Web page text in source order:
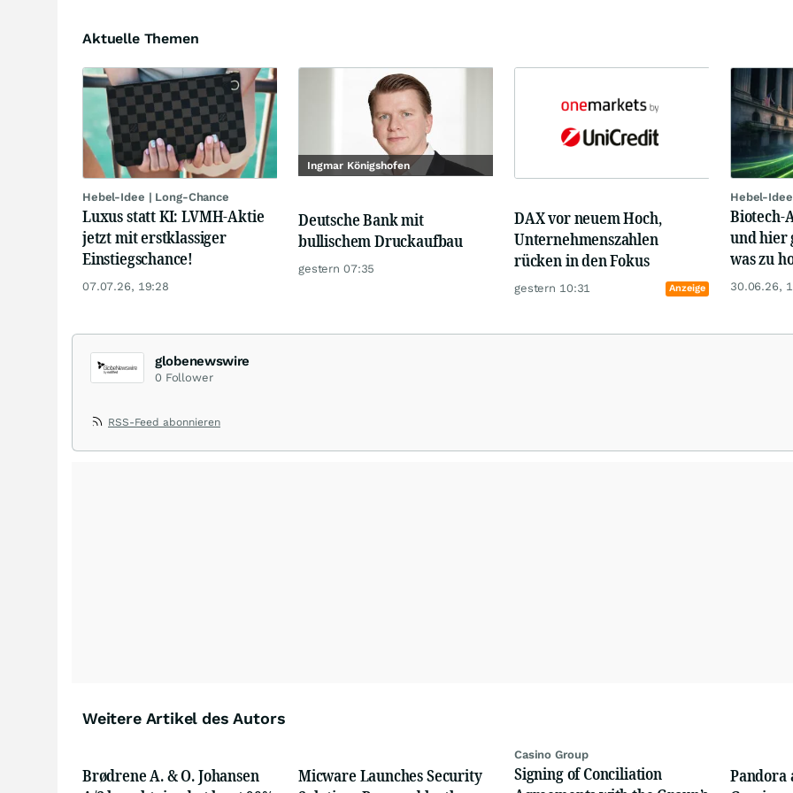
Aktuelle Themen
Hebel-Idee | Long-Chance
Luxus statt KI: LVMH-Aktie
jetzt mit erstklassiger
Einstiegschance!
07.07.26, 19:28
Ingmar Königshofen
Deutsche Bank mit
bullischem Druckaufbau
gestern 07:35
DAX vor neuem Hoch,
Unternehmenszahlen
rücken in den Fokus
gestern 10:31 Anzeige
Hebel-
Biotech-
und hier
was zu
30.06.26,
globenewswire
0 Follower
RSS-Feed abonnieren
Weitere Artikel des Autors
Brødrene A. & O. Johansen
Micware Launches Security
Casino Group
Signing of Conciliation
Pandora